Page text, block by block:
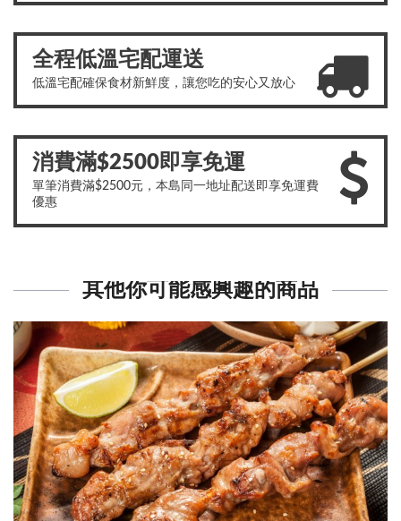
全程低溫宅配運送
低溫宅配確保食材新鮮度，讓您吃的安心又放心
消費滿$2500即享免運
單筆消費滿$2500元，本島同一地址配送即享免運費
優惠
其他你可能感興趣的商品